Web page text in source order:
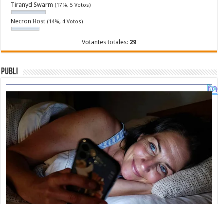
Tiranyd Swarm (17%, 5 Votos)
Necron Host (14%, 4 Votos)
Votantes totales: 29
Publi